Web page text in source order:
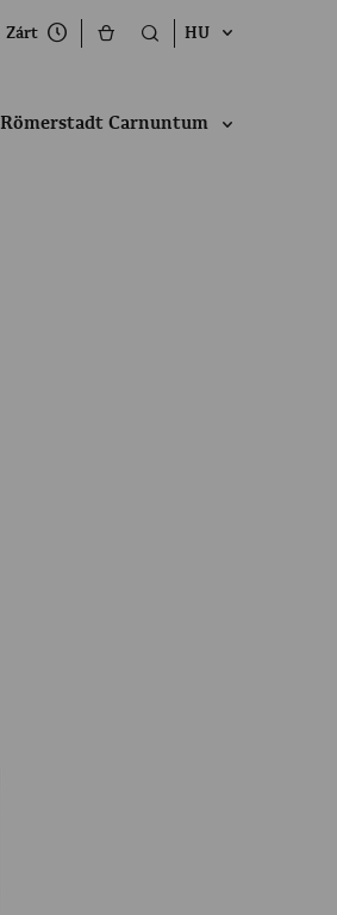
Zárt HU
Römerstadt Carnuntum